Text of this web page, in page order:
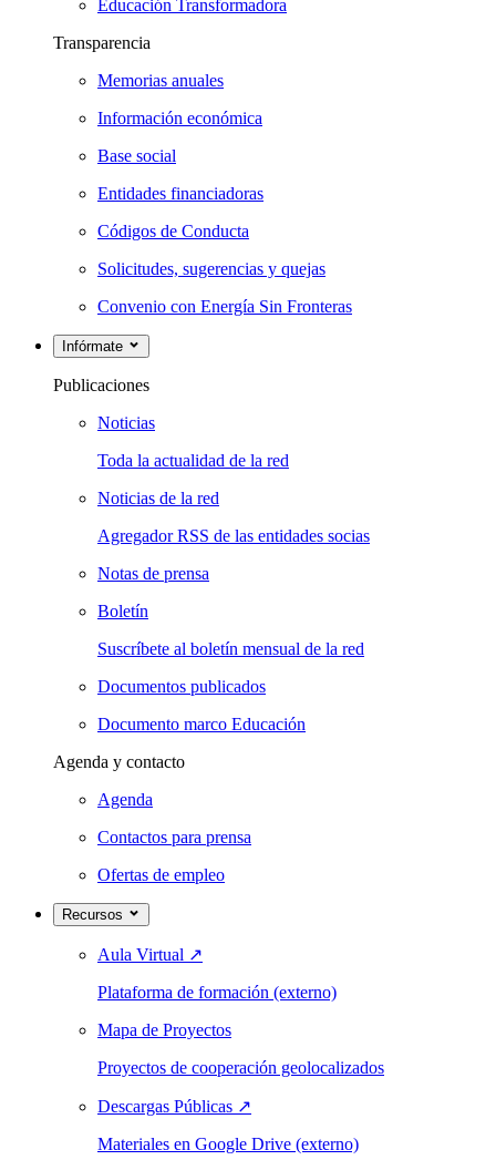
Educación Transformadora
Transparencia
Memorias anuales
Información económica
Base social
Entidades financiadoras
Códigos de Conducta
Solicitudes, sugerencias y quejas
Convenio con Energía Sin Fronteras
Infórmate
Publicaciones
Noticias
Toda la actualidad de la red
Noticias de la red
Agregador RSS de las entidades socias
Notas de prensa
Boletín
Suscríbete al boletín mensual de la red
Documentos publicados
Documento marco Educación
Agenda y contacto
Agenda
Contactos para prensa
Ofertas de empleo
Recursos
Aula Virtual ↗
Plataforma de formación (externo)
Mapa de Proyectos
Proyectos de cooperación geolocalizados
Descargas Públicas ↗
Materiales en Google Drive (externo)